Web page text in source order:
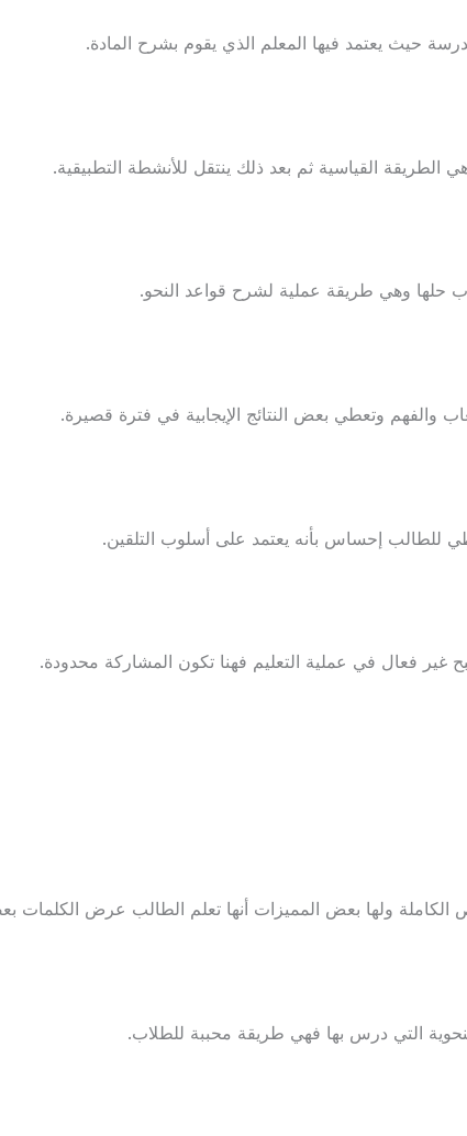
حيث يعتمد فيها المعلم الذي يقوم بشرح المادة.
القياسية ثم بعد ذلك ينتقل للأنشطة التطبيقية.
حلها وهي طريقة عملية لشرح قواعد النحو.
والفهم وتعطي بعض النتائج الإيجابية في فترة قصيرة.
للطالب إحساس بأنه يعتمد على أسلوب التلقين.
فعال في عملية التعليم فهنا تكون المشاركة محدودة.
الكاملة ولها بعض المميزات أنها تعلم الطالب عرض الكلمات
التي درس بها فهي طريقة محببة للطلاب.